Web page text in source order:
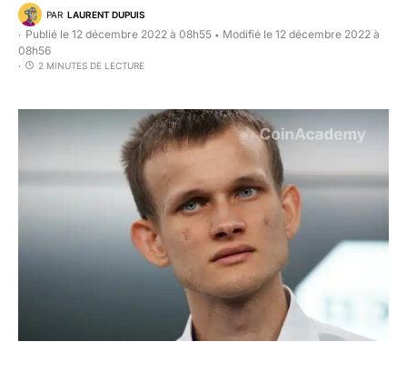
PAR LAURENT DUPUIS
Publié le 12 décembre 2022 à 08h55 • Modifié le 12 décembre 2022 à
08h56
2 MINUTES DE LECTURE